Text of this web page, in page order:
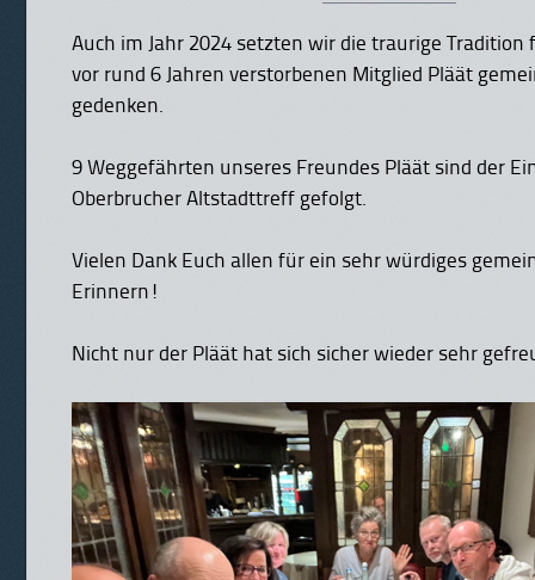
Auch im Jahr 2024 setzten wir die traurige Tradition
vor rund 6 Jahren verstorbenen Mitglied Pläät
gedenken.
9 Weggefährten unseres Freundes Pläät sind der
Oberbrucher Altstadttreff gefolgt.
Vielen Dank Euch allen für ein sehr würdiges
Erinnern!
Nicht nur der Pläät hat sich sicher wieder sehr